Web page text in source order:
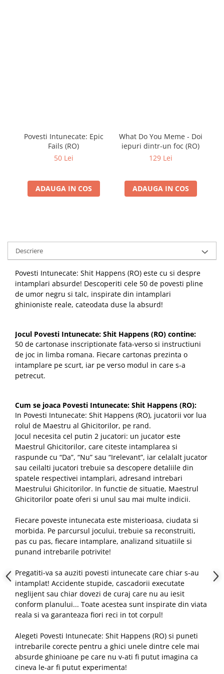
Povesti Intunecate: Epic
Fails (RO)
50 Lei
ADAUGA IN COS
What Do You Meme - Doi
iepuri dintr-un foc (RO)
129 Lei
ADAUGA IN COS
Descriere
Povesti Intunecate: Shit Happens (RO) este cu si despre
intamplari absurde! Descoperiti cele 50 de povesti pline
de umor negru si talc, inspirate din intamplari
ghinioniste reale, cateodata duse la absurd!
Jocul Povesti Intunecate: Shit Happens (RO) contine:
50 de cartonase inscriptionate fata-verso si instructiuni
de joc in limba romana. Fiecare cartonas prezinta o
intamplare pe scurt, iar pe verso modul in care s-a
petrecut.
Cum se joaca Povesti Intunecate: Shit Happens (RO):
In Povesti Intunecate: Shit Happens (RO), jucatorii vor lua
rolul de Maestru al Ghicitorilor, pe rand.
Jocul necesita cel putin 2 jucatori: un jucator este
Maestrul Ghicitorilor, care citeste intamplarea si
raspunde cu “Da”, “Nu” sau “Irelevant”, iar celalalt jucator
sau ceilalti jucatori trebuie sa descopere detaliile din
spatele respectivei intamplari, adresand intrebari
Maestrului Ghicitorilor. In functie de situatie, Maestrul
Ghicitorilor poate oferi si unul sau mai multe indicii.
Fiecare poveste intunecata este misterioasa, ciudata si
morbida. Pe parcursul jocului, trebuie sa reconstruiti,
pas cu pas, fiecare intamplare, analizand situatiile si
punand intrebarile potrivite!
Pregatiti-va sa auziti povesti intunecate care chiar s-au
intamplat! Accidente stupide, cascadorii executate
neglijent sau chiar dovezi de curaj care nu au iesit
conform planului... Toate acestea sunt inspirate din viata
reala si va garanteaza fiori reci in tot corpul!
Alegeti Povesti Intunecate: Shit Happens (RO) si puneti
intrebarile corecte pentru a ghici unele dintre cele mai
absurde ghinioane pe care nu v-ati fi putut imagina ca
cineva le-ar fi putut experimenta!